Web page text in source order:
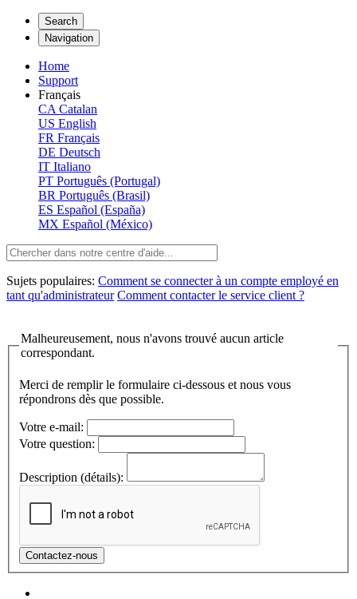
Search
Navigation
Home
Support
Français
CA Catalan
US English
FR Français
DE Deutsch
IT Italiano
PT Português (Portugal)
BR Português (Brasil)
ES Español (España)
MX Español (México)
Sujets populaires: Comment se connecter à un compte employé en
tant qu'administrateur Comment contacter le service client ?
Malheureusement, nous n'avons trouvé aucun article
correspondant.
Merci de remplir le formulaire ci-dessous et nous vous
répondrons dès que possible.
Votre e-mail:
Votre question:
Description (détails):